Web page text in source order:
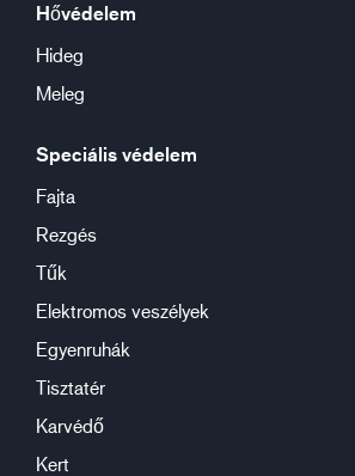
Hővédelem
Hideg
Meleg
Speciális védelem
Fajta
Rezgés
Tűk
Elektromos veszélyek
Egyenruhák
Tisztatér
Karvédő
Kert